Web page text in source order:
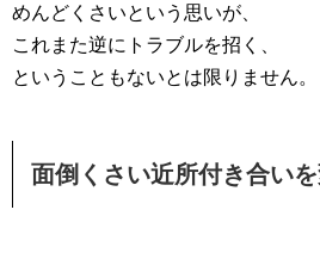
めんどくさいという思いが、
これまた逆にトラブルを招く、
ということもないとは限りません。
面倒くさい近所付き合い